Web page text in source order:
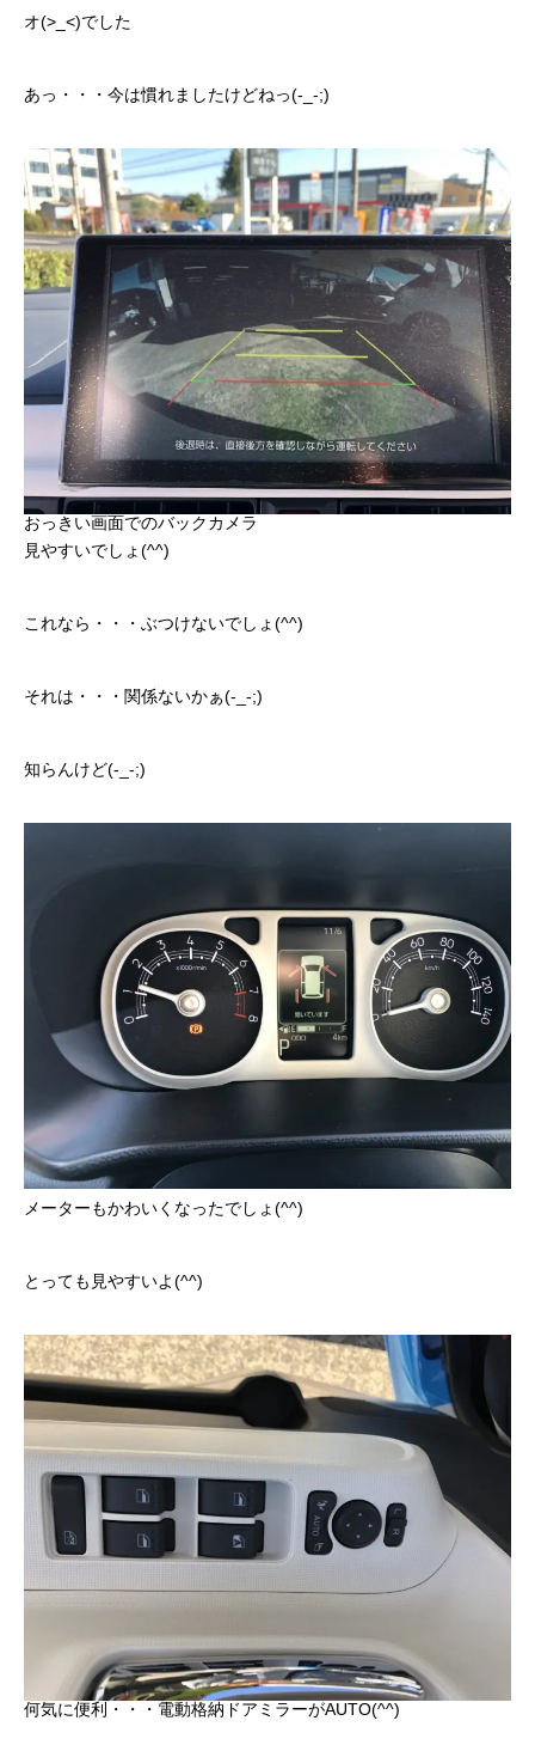
オ(>_<)でした
あっ・・・今は慣れましたけどねっ(-_-;)
おっきい画面でのバックカメラ
見やすいでしょ(^^)
これなら・・・ぶつけないでしょ(^^)
それは・・・関係ないかぁ(-_-;)
知らんけど(-_-;)
メーターもかわいくなったでしょ(^^)
とっても見やすいよ(^^)
何気に便利・・・電動格納ドアミラーがAUTO(^^)